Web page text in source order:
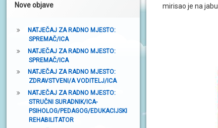
mirisao je na
Nove objave
NATJEČAJ ZA RADNO MJESTO:
SPREMAČ/ICA
NATJEČAJ ZA RADNO MJESTO:
SPREMAČ/ICA
NATJEČAJ ZA RADNO MJESTO:
ZDRAVSTVENI/A VODITELJ/ICA
NATJEČAJ ZA RADNO MJESTO:
STRUČNI SURADNIK/ICA-
PSIHOLOG/PEDAGOG/EDUKACIJSKI
REHABILITATOR